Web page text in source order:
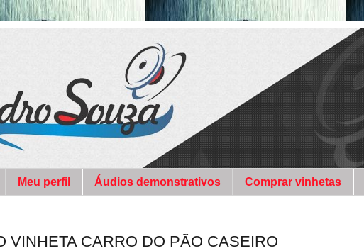
Meu perfil Áudios demonstrativos Comprar vinhetas
VINHETA CARRO DO PÃO CASEIRO